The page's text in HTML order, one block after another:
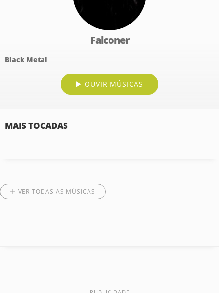
Falconer
Black Metal
OUVIR MÚSICAS
MAIS TOCADAS
VER TODAS AS MÚSICAS